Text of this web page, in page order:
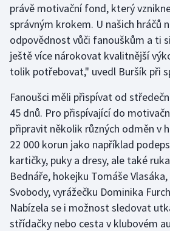
Rychlostní kanoistika
Short track
Sportovní střelba
Stolní tenis
Triatlon
Veslování
Vodní slalom
Volejbal
právě motivační fond, který
správným krokem. U našich hráčů
odpovědnost vůči fanouškům a ti
ještě více nárokovat kvalitnější
tolik potřebovat," uvedl Buršík při
Fanoušci měli přispívat od
45 dnů. Pro přispívající do
připravit několik různých odměn v
22 000 korun jako například
kartičky, puky a dresy, ale také
Bednáře, hokejku Tomáše
Svobody, vyrážečku Dominika
Nabízela se i možnost sledovat
střídačky nebo cesta v klubovém